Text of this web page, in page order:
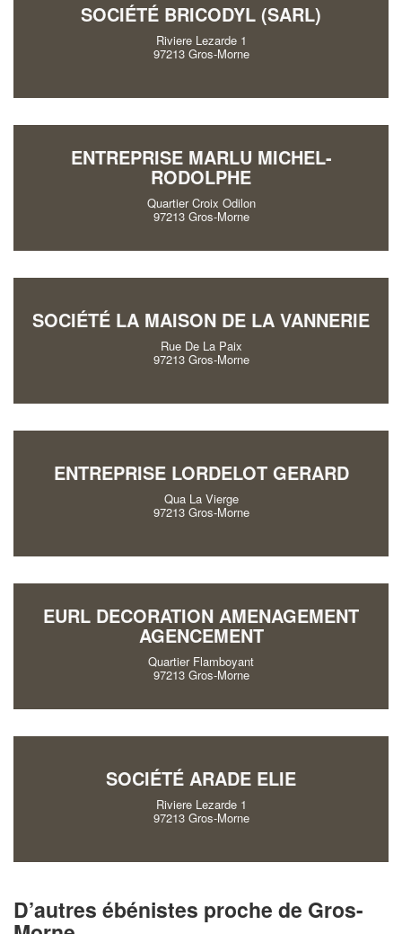
SOCIÉTÉ BRICODYL (SARL)
Riviere Lezarde 1
97213 Gros-Morne
ENTREPRISE MARLU MICHEL-
RODOLPHE
Quartier Croix Odilon
97213 Gros-Morne
SOCIÉTÉ LA MAISON DE LA VANNERIE
Rue De La Paix
97213 Gros-Morne
ENTREPRISE LORDELOT GERARD
Qua La Vierge
97213 Gros-Morne
EURL DECORATION AMENAGEMENT
AGENCEMENT
Quartier Flamboyant
97213 Gros-Morne
SOCIÉTÉ ARADE ELIE
Riviere Lezarde 1
97213 Gros-Morne
D’autres ébénistes proche de Gros-